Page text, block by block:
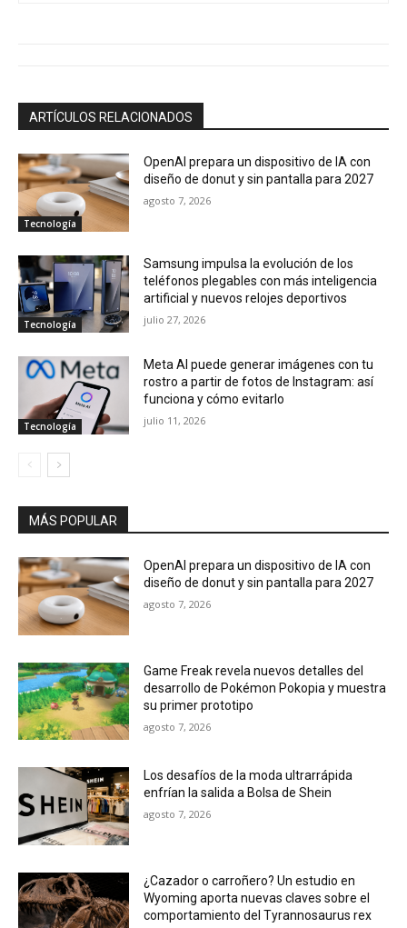
ARTÍCULOS RELACIONADOS
Tecnología
OpenAI prepara un dispositivo de IA con
diseño de donut y sin pantalla para 2027
agosto 7, 2026
Tecnología
Samsung impulsa la evolución de los
teléfonos plegables con más inteligencia
artificial y nuevos relojes deportivos
julio 27, 2026
Tecnología
Meta AI puede generar imágenes con tu
rostro a partir de fotos de Instagram: así
funciona y cómo evitarlo
julio 11, 2026
MÁS POPULAR
OpenAI prepara un dispositivo de IA con
diseño de donut y sin pantalla para 2027
agosto 7, 2026
Game Freak revela nuevos detalles del
desarrollo de Pokémon Pokopia y muestra
su primer prototipo
agosto 7, 2026
Los desafíos de la moda ultrarrápida
enfrían la salida a Bolsa de Shein
agosto 7, 2026
¿Cazador o carroñero? Un estudio en
Wyoming aporta nuevas claves sobre el
comportamiento del Tyrannosaurus rex